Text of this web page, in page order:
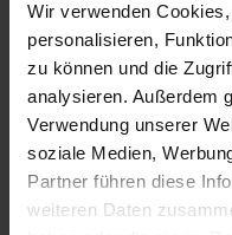
Wir verwenden
personalisieren,
zu können und die
analysieren. Außerdem
Verwendung unserer
soziale Medien,
Partner führen diese
weiteren Daten
Mitbestimmung. Es
traditionelle System
ausgehebelt wird
Mitbestimmung im
Die Autoren stellen in
Untersuchung fest,
dezentralen